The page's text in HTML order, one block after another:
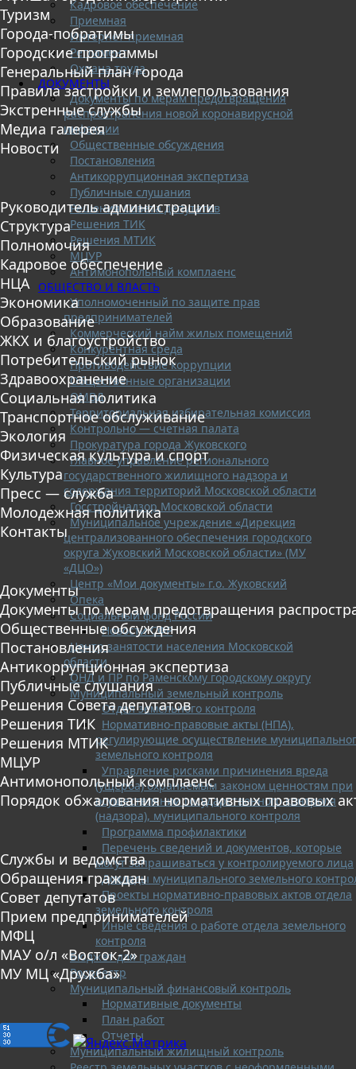
Кадровое обеспечение
Приемная
Интернет-приемная
Регламент
Охрана труда
ДОКУМЕНТЫ
Документы по мерам предотвращения
распространения новой коронавирусной
инфекции
Общественные обсуждения
Постановления
Антикоррупционная экспертиза
Публичные слушания
Решения Совета депутатов
Решения ТИК
Решения МТИК
МЦУР
Антимонопольный комплаенс
ОБЩЕСТВО И ВЛАСТЬ
Уполномоченный по защите прав
предпринимателей
Коммерческий найм жилых помещений
Конкурентная среда
Противодействие коррупции
Общественные организации
ОМВД
Территориальная избирательная комиссия
Контрольно — счетная палата
Прокуратура города Жуковского
Главное управление регионального
государственного жилищного надзора и
содержания территорий Московской области
Госстройнадзор Московской области
Муниципальное учреждение «Дирекция
централизованного обеспечения городского
округа Жуковский Московской области» (МУ
«ДЦО»)
Центр «Мои документы» г.о. Жуковский
Опека
Социальный фонд России
Новости СФР
Центр занятости населения Московской
области
ОНД и ПР по Раменскому городскому округу
Муниципальный земельный контроль
Отдел земельного контроля
Нормативно-правовые акты (НПА),
регулирующие осуществление
земельного контроля
Управление рисками причинения вреда
(ущерба) охраняемым законом ценностям при
осуществлении государственного контроля
(надзора), муниципального контроля
Программа профилактики
Перечень сведений и документов, которые
могут запрашиваться у контролируемого лица
Доклады муниципального земельного
Проекты нормативно-правовых актов отдела
земельного контроля
Иные сведения о работе отдела земельного
контроля
Бюджет для граждан
Росреестр
Муниципальный финансовый контроль
Нормативные документы
План работ
Отчеты
Муниципальный жилищный контроль
Туризм
Города-побратимы
Городские программы
Генеральный план города
Правила застройки и землепользования
Экстренные службы
Медиа галерея
Новости
Руководитель администрации
Структура
Полномочия
Кадровое обеспечение
НЦА
Экономика
Образование
ЖКХ и благоустройство
Потребительский рынок
Здравоохранение
Социальная политика
Транспортное обслуживание
Экология
Физическая культура и спорт
Культура
Пресс — служба
Молодежная политика
Контакты
Документы
Документы по мерам предотвращения
Общественные обсуждения
Постановления
Антикоррупционная экспертиза
Публичные слушания
Решения Совета депутатов
Решения ТИК
Решения МТИК
МЦУР
Антимонопольный комплаенс
Порядок обжалования нормативных правовых
Службы и ведомства
Обращения граждан
Совет депутатов
Прием предпринимателей
МФЦ
МАУ о/л «Восток-2»
МУ МЦ «Дружба»